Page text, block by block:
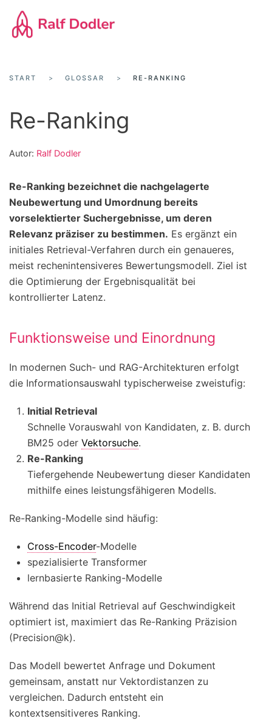
Zum
START GLOSSAR RE-RANKING
Re-Ranking
Autor: Ralf Dodler
Re-Ranking bezeichnet die nachgelagerte
Neubewertung und Umordnung bereits
vorselektierter Suchergebnisse, um deren
Relevanz präziser zu bestimmen. Es ergänzt ein
initiales Retrieval-Verfahren durch ein genaueres,
meist rechenintensiveres Bewertungsmodell. Ziel ist
die Optimierung der Ergebnisqualität bei
kontrollierter Latenz.
Funktionsweise und Einordnung
In modernen Such- und RAG-Architekturen erfolgt
die Informationsauswahl typischerweise zweistufig:
Initial Retrieval
Schnelle Vorauswahl von Kandidaten, z. B. durch
BM25 oder Vektorsuche.
Re-Ranking
Tiefergehende Neubewertung dieser Kandidaten
mithilfe eines leistungsfähigeren Modells.
Re-Ranking-Modelle sind häufig:
Cross-Encoder-Modelle
spezialisierte Transformer
lernbasierte Ranking-Modelle
Während das Initial Retrieval auf Geschwindigkeit
optimiert ist, maximiert das Re-Ranking Präzision
(Precision@k).
Das Modell bewertet Anfrage und Dokument
gemeinsam, anstatt nur Vektordistanzen zu
vergleichen. Dadurch entsteht ein
kontextsensitiveres Ranking.